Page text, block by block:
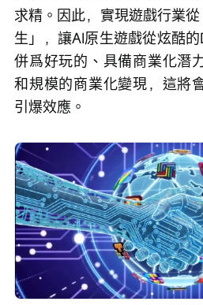
求精。因此，實現遊戲行業
生」，讓AI原生遊戲從炫酷的
併爲好玩的、具備商業化潛
和規模的商業化變現，這將
引爆效應。